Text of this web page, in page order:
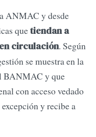
ANMAC y desde
quetiendan a
circulación. Según
se muestra en la
BANMAC y que
con acceso vedado
y recibe a